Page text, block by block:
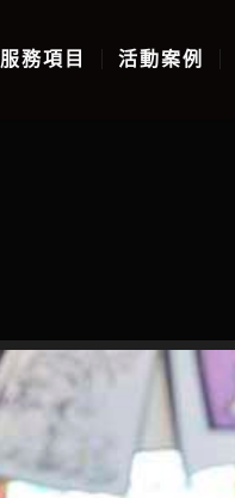
服務項目 活動案例